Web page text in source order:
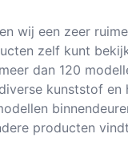
wij een zeer
zelf kunt
dan 120
kunststof en
producten